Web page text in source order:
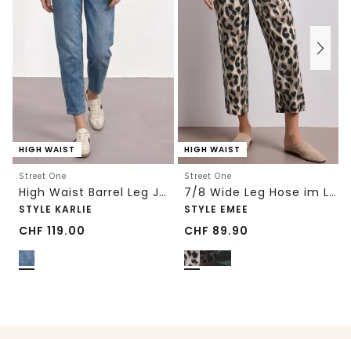
HIGH WAIST
Street One
High Waist Barrel Leg Jeans im Loose Fit
STYLE KARLIE
CHF 119.00
HIGH WAIST
Street One
7/8 Wide Leg Hose im Loose Fit mit Print
STYLE EMEE
CHF 89.90